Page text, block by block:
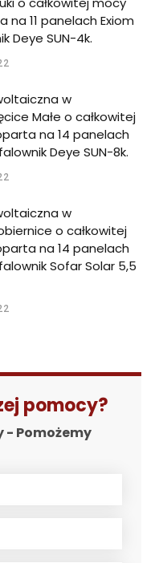
na 11 panelach Exiom
Deye SUN-4k.
w
Małe o całkowitej
na 14 panelach
Deye SUN-8k.
w
o całkowitej
na 14 panelach
Sofar Solar 5,5
pomocy?
- Pomożemy